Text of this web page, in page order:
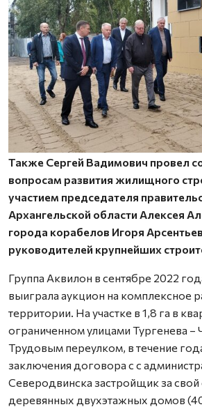
Также Сергей Вадимович провел
вопросам развития жилищного
участием председателя
Архангельской области Алексея
города корабелов Игоря
руководителей крупнейших
Группа Аквилон в сентябре 2022
выиграла аукцион на комплексное
территории. На участке в 1,8 га в
ограниченном улицами Тургенева –
Трудовым переулком, в течение
заключения договора с с
Северодвинска застройщик за свой
деревянных двухэтажных домов